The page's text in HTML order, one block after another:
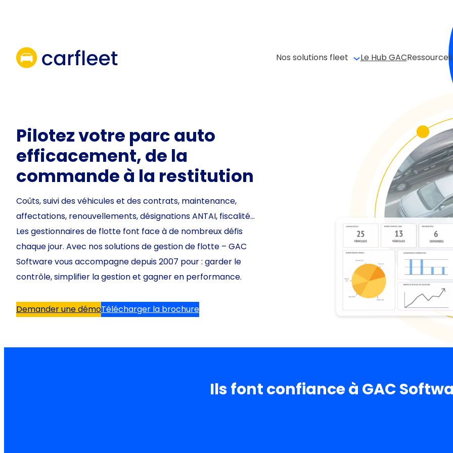
Nos solutions fleet
Le Hub GACRessources
Pilotez votre parc auto
efficacement, de la
commande à la restitution
Coûts, suivi des véhicules et des contrats, maintenance,
affectations, renouvellements, désignations ANTAI, fiscalité…
Les gestionnaires de flotte font face à de nombreux défis
chaque jour. Avec nos solutions de gestion de flotte – GAC
Software vous accompagne depuis 2007 pour : garder le
contrôle, simplifier la gestion et gagner en performance.
Demander une démoTélécharger la brochure
Ils font confiance à GAC